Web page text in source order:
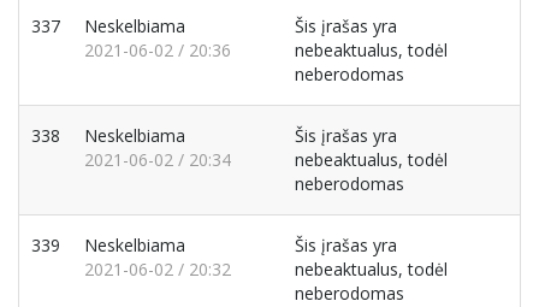
337
Neskelbiama
2021-06-02 / 20:36
Šis įrašas yra
nebeaktualus, todėl
neberodomas
338
Neskelbiama
2021-06-02 / 20:34
Šis įrašas yra
nebeaktualus, todėl
neberodomas
339
Neskelbiama
2021-06-02 / 20:32
Šis įrašas yra
nebeaktualus, todėl
neberodomas